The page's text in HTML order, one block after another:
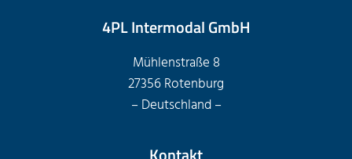
4PL Intermodal GmbH
Mühlenstraße 8
27356 Rotenburg
– Deutschland –